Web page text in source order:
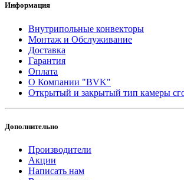
Информация
Внутрипольные конвекторы
Монтаж и Обслуживание
Доставка
Гарантия
Оплата
О Компании "BVK"
Открытый и закрытый тип камеры
Дополнительно
Производители
Акции
Написать нам